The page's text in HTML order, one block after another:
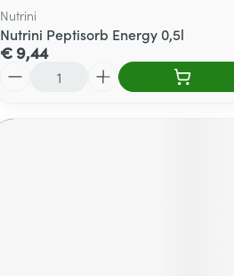
Nutrini
Nutrini Peptisorb Energy 0,5l
€ 9,44